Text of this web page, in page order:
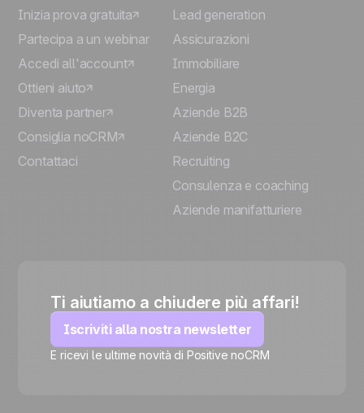
🍪
Inizia prova gratuita
Partecipa a un webinar
Accedi all'account
Ottieni aiuto
Diventa partner
Consiglia noCRM
Contattaci
Lead generation
Assicurazioni
Immobiliare
Energia
Aziende B2B
Aziende B2C
Recruiting
Consulenza e coaching
Aziende manifatturiere
Ti aiutiamo a chiudere più affari!
Iscriviti alla nostra newsletter
E ricevi le ultime novità di Positive noCRM